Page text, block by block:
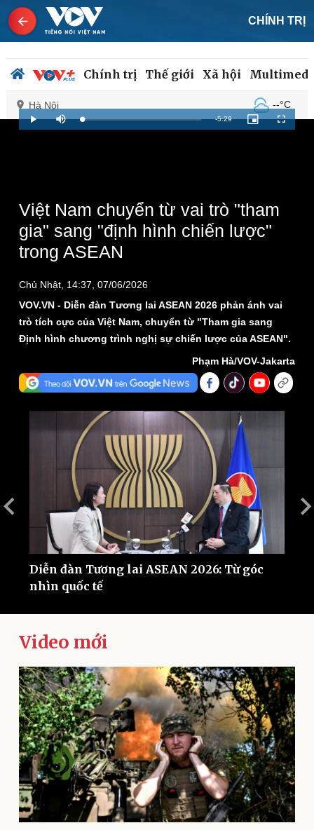
CHÍNH TRỊ
Chính trị Thế giới Xã hội
Hà Nội --°C
Tổ chức nhân sự
Quốc hội
Nhận diện sự thật
Dự báo thời tiết
Giáo dục
Dấu ấn VOV
Cuộc sống đó đây
Multimedia
Video
Ảnh
E-Magazine
Infographic
Kinh tế
Bất động sản
Khởi nghiệp
Thị trường
Giá vàng
Tiêu dùng
Tỷ giá
Chứng khoán
Giá cà phê
Play Mute Loaded:
1.52%
Remaining
-5:29
Picture-
in-
Fullscreen
Việt Nam chuyển từ vai trò "tham
gia" sang "định hình chiến lược"
trong ASEAN
Chủ Nhật, 14:37, 07/06/2026
VOV.VN - Diễn đàn Tương lai ASEAN 2026 phản ánh vai
trò tích cực của Việt Nam, chuyển từ "Tham gia sang
Định hình chương trình nghị sự chiến lược của ASEAN".
Phạm Hà/VOV-Jakarta
Diễn đàn Tương lai ASEAN 2026: Từ góc
nhìn quốc tế
Video mới